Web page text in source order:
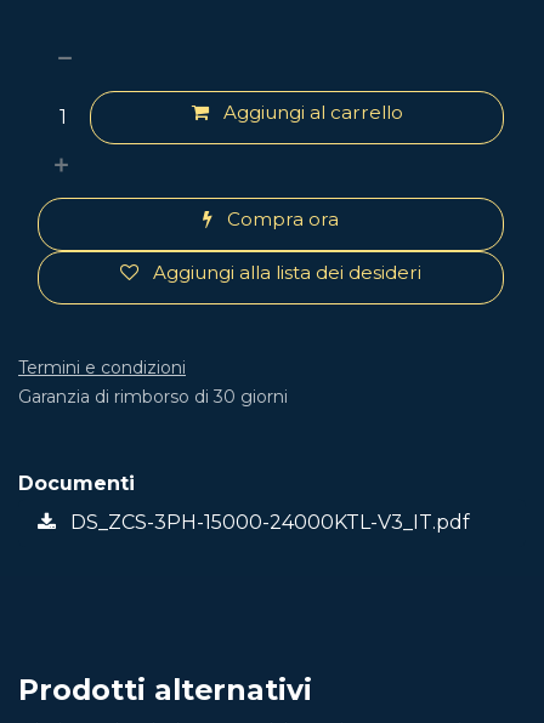
Aggiungi al carrello
Compra ora
Aggiungi alla lista dei desideri
Termini e condizioni
Garanzia di rimborso di 30 giorni
Documenti
DS_ZCS-3PH-15000-24000KTL-V3_IT.pdf
Prodotti alternativi